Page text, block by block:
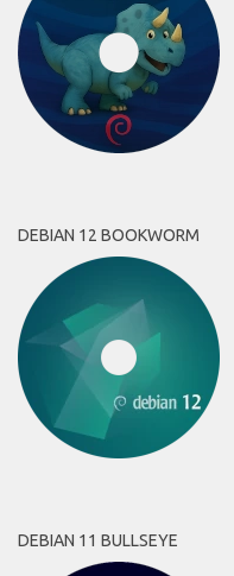
DEBIAN 12 BOOKWORM
DEBIAN 11 BULLSEYE